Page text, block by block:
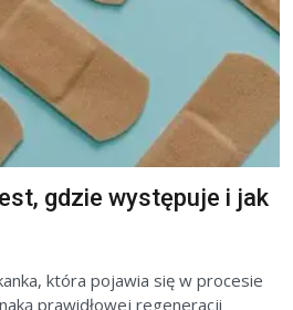
gdzie występuje i jak
która pojawia się w procesie
prawidłowej regeneracji